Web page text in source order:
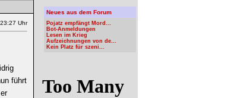
Uhr
führt
Neues aus dem Forum
Pojatz empfängt Mord...
Bot-Anmeldungen
Lesen im Krieg
Aufzeichnungen von de...
Kein Platz für szeni...